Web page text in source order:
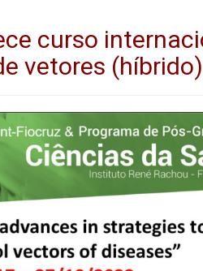
curso
vetores (híbrido)